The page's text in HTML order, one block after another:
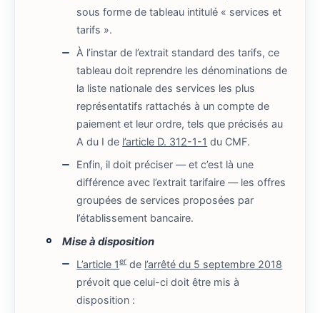
sous forme de tableau intitulé « services et
tarifs ».
À l’instar de l’extrait standard des tarifs, ce
tableau doit reprendre les dénominations de
la liste nationale des services les plus
représentatifs rattachés à un compte de
paiement et leur ordre, tels que précisés au
A du I de l’article D. 312-1-1 du CMF.
Enfin, il doit préciser — et c’est là une
différence avec l’extrait tarifaire — les offres
groupées de services proposées par
l’établissement bancaire.
Mise à disposition
L’article 1erde l’arrêté du 5 septembre 2018
prévoit que celui-ci doit être mis à
disposition :